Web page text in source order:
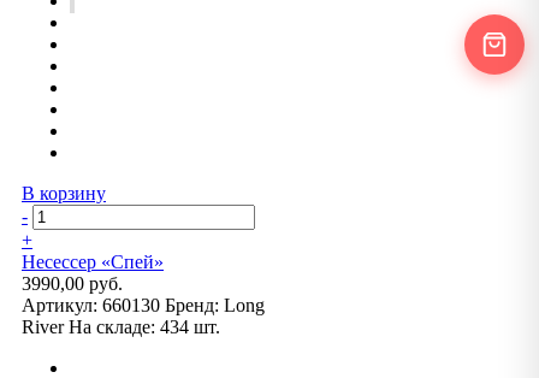
В корзину
-
+
Несессер «Спей»
3990,00 руб.
Артикул: 660130 Бренд: Long
River На складе: 434 шт.